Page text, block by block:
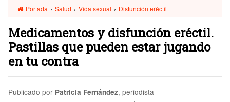
Portada › Salud › Vida sexual › Disfunción eréctil
Medicamentos y disfunción eréctil.
Pastillas que pueden estar jugando
en tu contra
Publicado por Patricia Fernández, periodista